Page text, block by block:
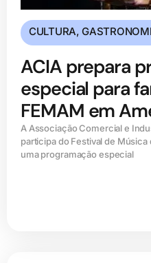
CULTURA,
ACIA prepara
especial para
FEMAM em
A Associação Comercial e
participa do Festival de
uma programação especial